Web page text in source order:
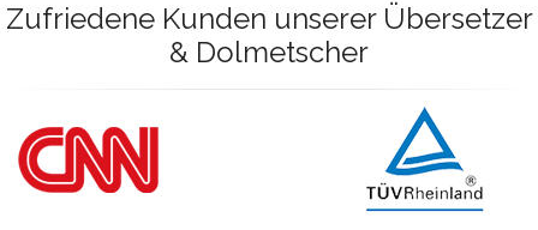
Zufriedene Kunden unserer Übersetzer
& Dolmetscher